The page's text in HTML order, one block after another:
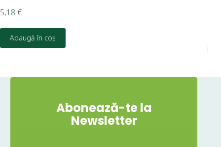
5,18 €
Adaugă în coș
Abonează-te la
Newsletter